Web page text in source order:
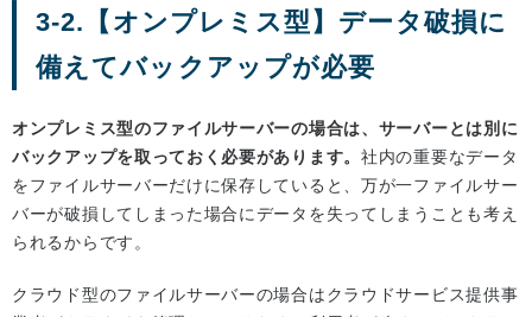
3-2.【オンプレミス型】データ破損に
備えてバックアップが必要
オンプレミス型のファイルサーバーの場合は、サーバーとは別に
バックアップを取っておく必要があります。 社内の重要なデータ
をファイルサーバーだけに保存していると、万が一ファイルサー
バーが破損してしまった場合にデータを失ってしまうことも考え
られるからです。
クラウド型のファイルサーバーの場合はクラウドサービス提供事